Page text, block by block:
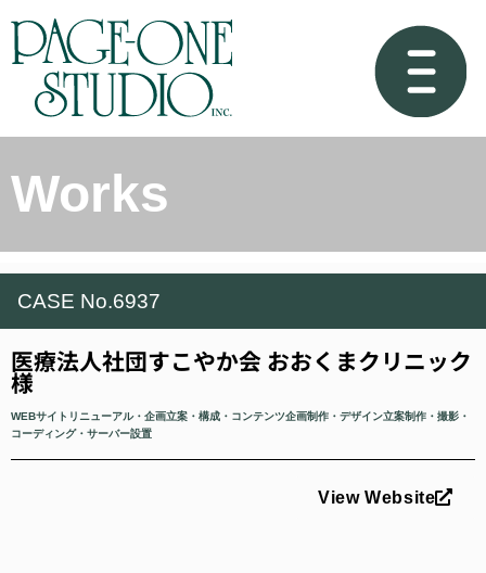
Works
CASE No.6937
医療法人社団すこやか会 おおくまクリニック
様
WEBサイトリニューアル・企画立案・構成・コンテンツ企画制作・デザイン立案制作・撮影・
コーディング・サーバー設置
View Website